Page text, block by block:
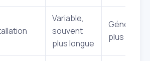
Variable,
souvent
plus longue
plus rapide